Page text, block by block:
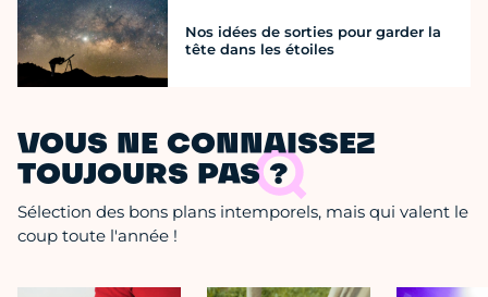
Nos idées de sorties pour garder la
tête dans les étoiles
VOUS NE CONNAISSEZ
TOUJOURS PAS ?
Sélection des bons plans intemporels, mais qui valent le
coup toute l'année !